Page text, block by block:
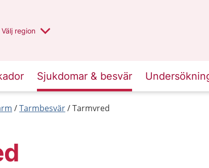
Du har valt region
Välj en annan
region
Sjukdomar & besvär
Tarmbesvär Tarmvred